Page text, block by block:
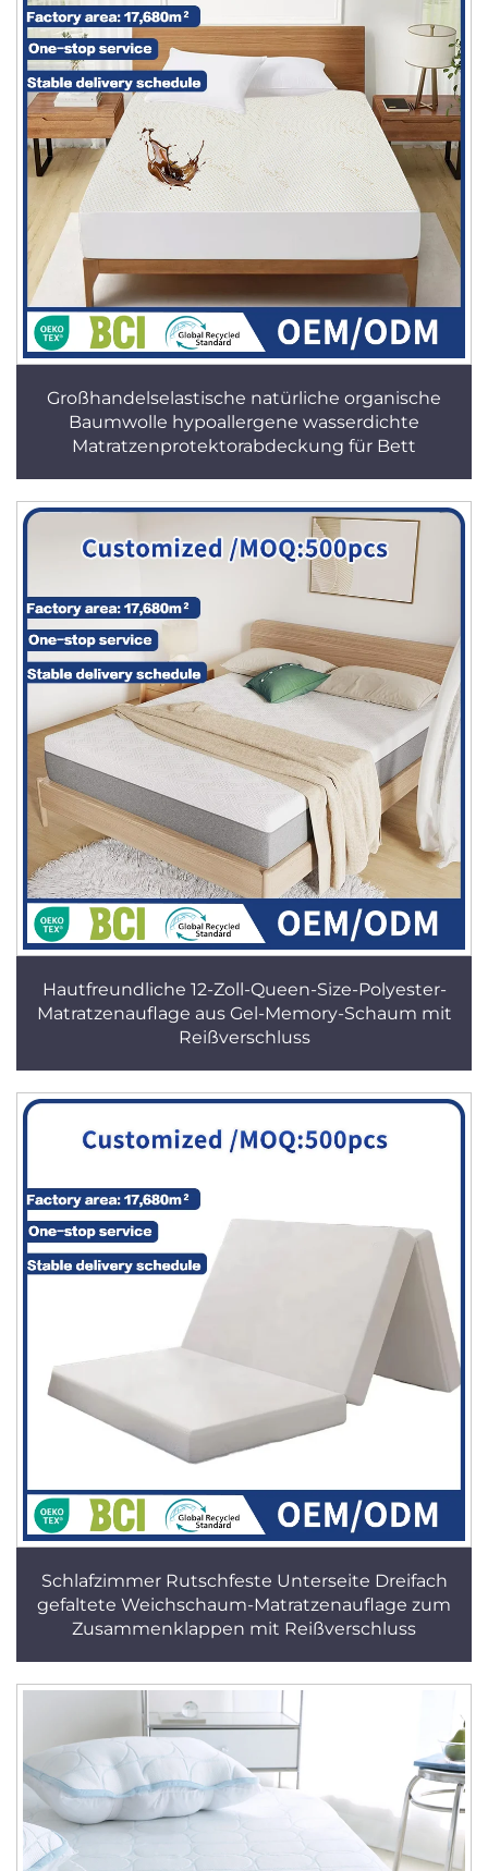
Großhandelselastische natürliche organische
Baumwolle hypoallergene wasserdichte
Matratzenprotektorabdeckung für Bett
Hautfreundliche 12-Zoll-Queen-Size-Polyester-
Matratzenauflage aus Gel-Memory-Schaum mit
Reißverschluss
Schlafzimmer Rutschfeste Unterseite Dreifach
gefaltete Weichschaum-Matratzenauflage zum
Zusammenklappen mit Reißverschluss